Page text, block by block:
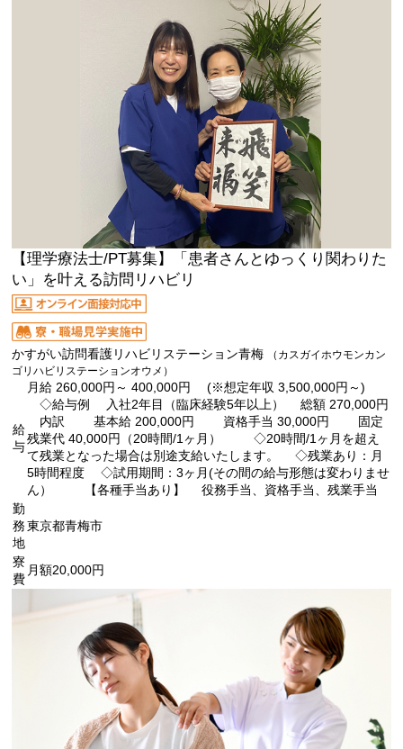
【理学療法士/PT募集】「患者さんとゆっくり関わりた
い」を叶える訪問リハビリ
かすがい訪問看護リハビリステーション青梅
（カスガイホウモンカン
ゴリハビリステーションオウメ）
給
与
月給 260,000円～ 400,000円 (※想定年収 3,500,000円～)
◇給与例 入社2年目（臨床経験5年以上） 総額 270,000円
内訳 基本給 200,000円 資格手当 30,000円 固定
残業代 40,000円（20時間/1ヶ月） ◇20時間/1ヶ月を超え
て残業となった場合は別途支給いたします。 ◇残業あり：月
5時間程度 ◇試用期間：3ヶ月(その間の給与形態は変わりませ
ん） 【各種手当あり】 役務手当、資格手当、残業手当
勤
務
地
東京都青梅市
寮
費
月額20,000円